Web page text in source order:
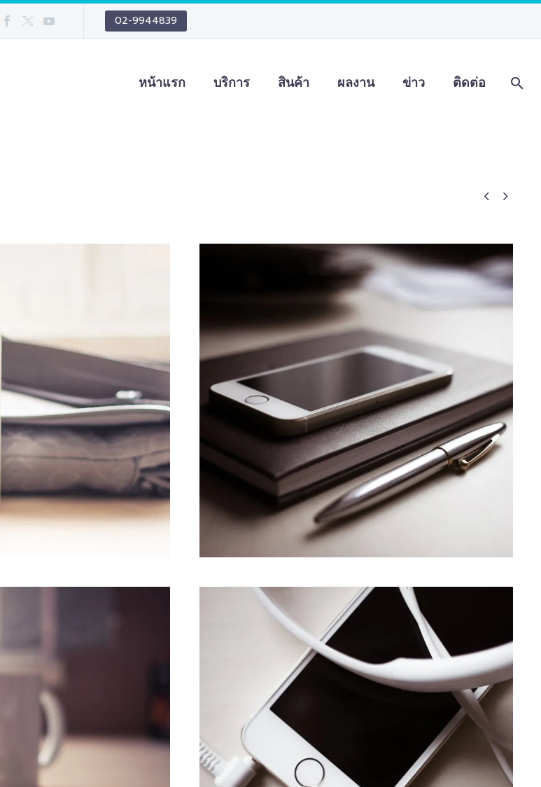
02-9944839
หน้าแรก บริการ สินค้า ผลงาน ข่าว ติดต่อ
 